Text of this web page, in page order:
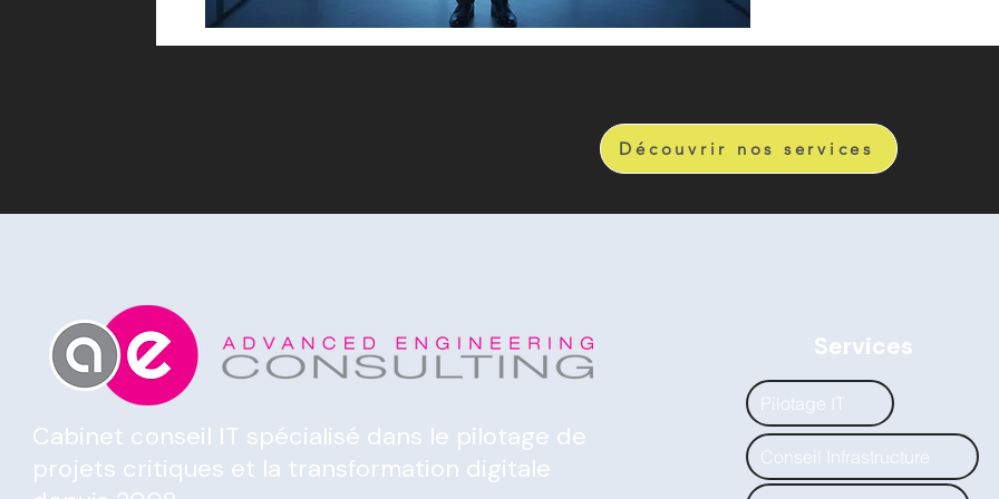
Découvrir nos services
Cabinet conseil IT spécialisé dans le pilotage de
projets critiques et la transformation digitale
Services
Pilotage IT
Conseil Infrastructure